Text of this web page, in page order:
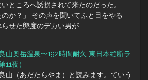
ところへ誘拐されて来たのだった。
のか？」 その声を聞いてふと目をやる
せた態度のデカい男が…
山奥岳温泉〜192時間耐久 東日本縦断ラ
11夜）
山（あだたらやま）と読みます。ていう